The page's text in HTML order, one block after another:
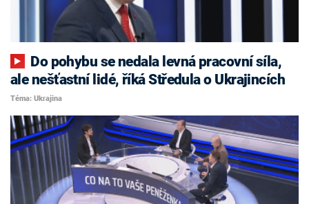
ale nešťastní lidé, říká Středula o Ukrajincích
Téma: Ukrajina